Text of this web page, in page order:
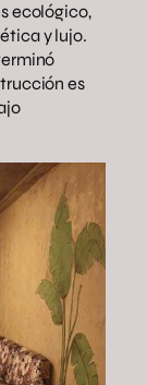
ecológico,
y lujo.
es